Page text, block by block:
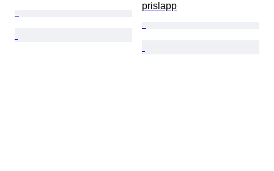
prislapp